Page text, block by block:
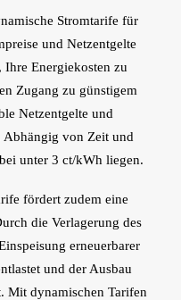
Stromtarife für
und Netzentgelte
Energiekosten zu
Zugang zu günstigem
Netzentgelte und
Abhängig von Zeit und
unter 3 ct/kWh liegen.
fördert zudem eine
die Verlagerung des
erneuerbarer
und der Ausbau
Mit dynamischen Tarifen